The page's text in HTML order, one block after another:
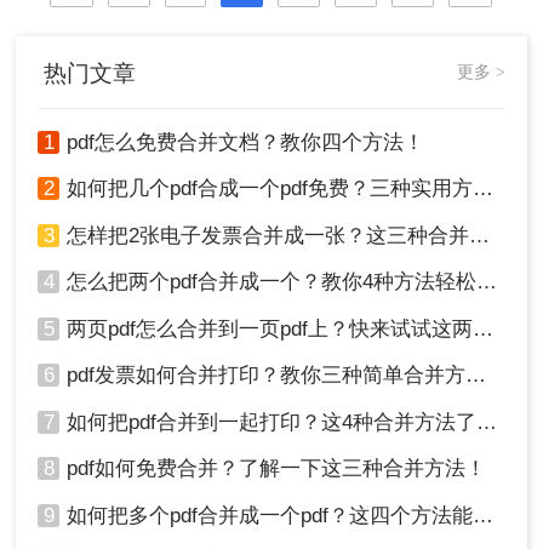
热门文章 更多 >
1 pdf怎么免费合并文档？教你四个方法！
2 如何把几个pdf合成一个pdf免费？三种实用方法分享！
3 怎样把2张电子发票合并成一张？这三种合并方法学习一下!
4 怎么把两个pdf合并成一个？教你4种方法轻松完成合并！
5 两页pdf怎么合并到一页pdf上？快来试试这两种方法吧！
6 pdf发票如何合并打印？教你三种简单合并方法！
7 如何把pdf合并到一起打印？这4种合并方法了解一下！
8 pdf如何免费合并？了解一下这三种合并方法！
9 如何把多个pdf合并成一个pdf？这四个方法能帮助大家！